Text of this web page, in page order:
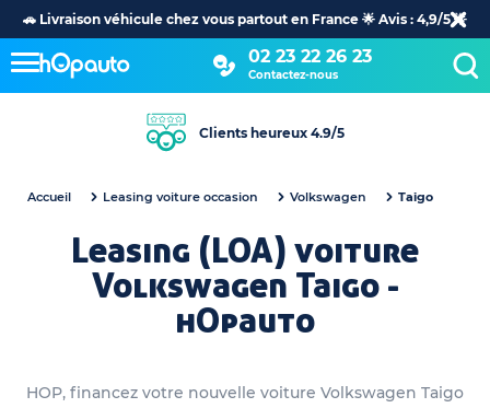
🚗 Livraison véhicule chez vous partout en France 🌟 Avis : 4,9/5 🌟
02 23 22 26 23
Contactez-nous
Clients heureux 4.9/5
Accueil Leasing voiture occasion Volkswagen Taigo
Leasing (LOA) voiture
Volkswagen Taigo -
hOpauto
HOP, financez votre nouvelle voiture Volkswagen Taigo